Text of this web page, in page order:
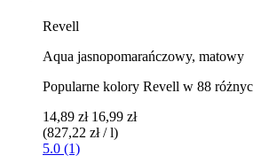
Revell
Aqua jasnopomarańczowy, matowy
Popularne kolory Revell w 88
14,89 zł 16,99 zł
(827,22 zł / l)
5.0 (1)